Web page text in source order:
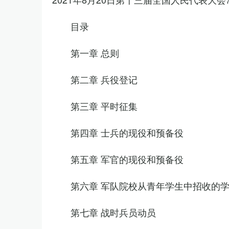
目录
第一章 总则
第二章 兵役登记
第三章 平时征集
第四章 士兵的现役和预备役
第五章 军官的现役和预备役
第六章 军队院校从青年学生中招收的
第七章 战时兵员动员